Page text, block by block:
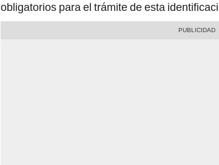
obligatorios para el trámite de esta